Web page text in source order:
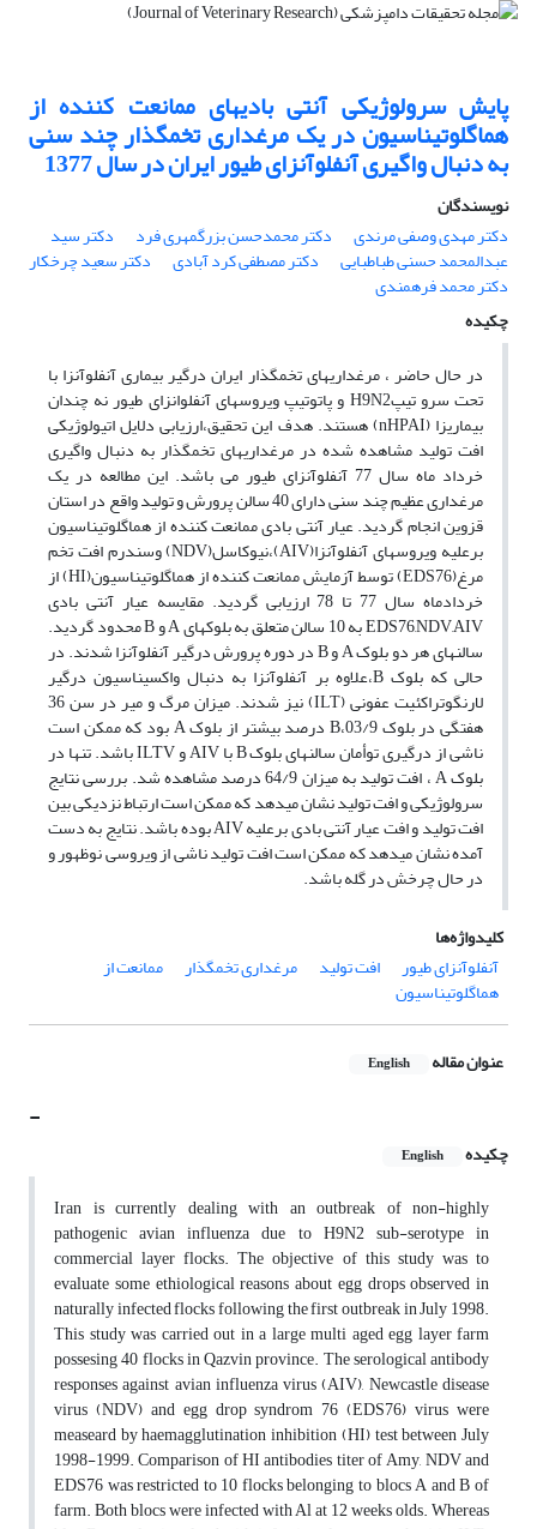
پایش سرولوژیکی آنتی بادیهای ممانعت کننده از
هماگلوتیناسیون در یک مرغداری تخمگذار چند سنی
به دنبال واگیری آنفلوآنزای طیور ایران در سال 1377
نویسندگان
دکتر مهدی وصفی مرندی
دکتر محمدحسن بزرگمهری فرد دکتر سید
عبدالمحمد حسنی طباطبایی دکتر مصطفی کرد آبادی دکتر سعید چرخکار
دکتر محمد فرهمندی
چکیده
در حال حاضر ، مرغداریهای تخمگذار ایران درگیر بیماری آنفلوآنزا با
تحت سرو تیپH9N2 و پاتوتیپ ویروسهای آنفلوانزای طیور نه چندان
بیماریزا (nHPAI) هستند. هدف این تحقیق،ارزیابی دلایل اتیولوژیکی
افت تولید مشاهده شده در مرغداریهای تخمگذار به دنبال واگیری
خرداد ماه سال 77 آنفلوآنزای طیور می باشد. این مطالعه در یک
مرغداری عظیم چند سنی دارای 40 سالن پرورش و تولید واقع در استان
قزوین انجام گردید. عیار آنتی بادی ممانعت کننده از هماگلوتیناسیون
برعلیه ویروسهای آنفلوآنزا(AIV)،نیوکاسل(NDV) وسندرم افت تخم
مرغ(EDS76) توسط آزمایش ممانعت کننده از هماگلوتیناسیون(HI) از
خردادماه سال 77 تا 78 ارزیابی گردید. مقایسه عیار آنتی بادی
EDS76,NDV,AIV به 10 سالن متعلق به بلوکهای A و B محدود گردید.
سالنهای هر دو بلوک A و B در دوره پرورش درگیر آنفلوآنزا شدند. در
حالی که بلوک B،علاوه بر آنفلوآنزا به دنبال واکسیناسیون درگیر
لارنگوتراکئیت عفونی (ILT) نیز شدند. میزان مرگ و میر در سن 36
هفتگی در بلوک B،03/9 درصد بیشتر از بلوک A بود که ممکن است
ناشی از درگیری توأمان سالنهای بلوک B با AIV و ILTV باشد. تنها در
بلوک A ، افت تولید به میزان 64/9 درصد مشاهده شد. بررسی نتایج
سرولوژیکی و افت تولید نشان میدهد که ممکن است ارتباط نزدیکی بین
افت تولید و افت عیار آنتی بادی برعلیه AIV بوده باشد. نتایج به دست
آمده نشان میدهد که ممکن است افت تولید ناشی از ویروسی نوظهور و
در حال چرخش در گله باشد.
کلیدواژه‌ها
آنفلوآنزای طیور
افت تولید مرغداری تخمگذار ممانعت از
هماگلوتیناسیون
عنوان مقاله English
-
چکیده English
Iran is currently dealing with an outbreak of non-highly
pathogenic avian influenza due to H9N2 sub-serotype in
commercial layer flocks. The objective of this study was to
evaluate some ethiological reasons about egg drops observed in
naturally infected flocks following the first outbreak in July 1998.
This study was carried out in a large multi aged egg layer farm
possesing 40 flocks in Qazvin province. The serological antibody
responses against avian influenza virus (AIV), Newcastle disease
virus (NDV) and egg drop syndrom 76 (EDS76) virus were
measeard by haemagglutination inhibition (HI) test between July
1998-1999. Comparison of HI antibodies titer of Amy, NDV and
EDS76 was restricted to 10 flocks belonging to blocs A and B of
farm. Both blocs were infected with Al at 12 weeks olds. Whereas